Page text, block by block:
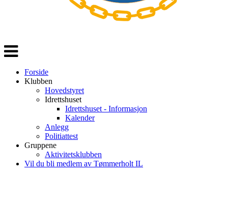
Veksle
navigasjon
Forside
Klubben
Hovedstyret
Idrettshuset
Idrettshuset - Informasjon
Kalender
Anlegg
Politiattest
Gruppene
Aktivitetsklubben
Vil du bli medlem av Tømmerholt IL